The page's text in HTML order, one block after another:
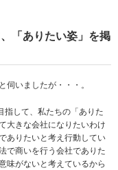
「ありたい姿」を掲
いましたが・・・。
して、私たちの「ありた
大きな会社になりたいわけ
ありたいと考え行動してい
で商いを行う会社でありた
味がないと考えているから